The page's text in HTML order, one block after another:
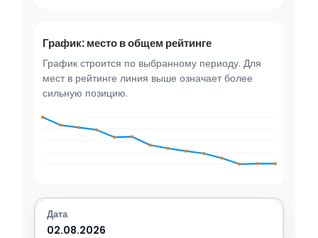
График: место в общем рейтинге
График строится по выбранному периоду. Для
мест в рейтинге линия выше означает более
сильную позицию.
02.08.2026